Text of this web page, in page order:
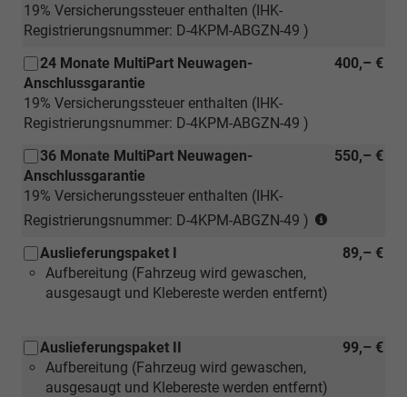
19% Versicherungssteuer enthalten (IHK-
Registrierungsnummer: D-4KPM-ABGZN-49 )
400,– €
24 Monate MultiPart Neuwagen-
Anschlussgarantie
19% Versicherungssteuer enthalten (IHK-
Registrierungsnummer: D-4KPM-ABGZN-49 )
550,– €
36 Monate MultiPart Neuwagen-
Anschlussgarantie
19% Versicherungssteuer enthalten (IHK-
Registrierungsnummer: D-4KPM-ABGZN-49 )
Neuwagen)
89,– €
Auslieferungspaket I
Aufbereitung (Fahrzeug wird gewaschen,
ausgesaugt und Klebereste werden entfernt)
99,– €
Auslieferungspaket II
Aufbereitung (Fahrzeug wird gewaschen,
ausgesaugt und Klebereste werden entfernt)